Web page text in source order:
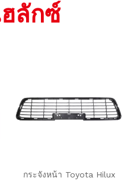
ลักซ์
กระจังหน้า Toyota Hilux